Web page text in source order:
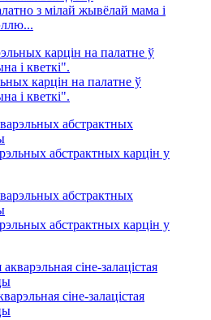
з мілай жывёлай мама і
карцін на палатне ў
і кветкі".
абстрактных карцін у
абстрактных карцін у
сіне-залацістая